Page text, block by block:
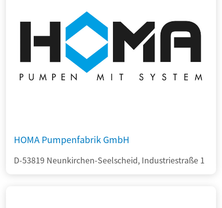
HOMA Pumpenfabrik GmbH
D-53819 Neunkirchen-Seelscheid, Industriestraße 1